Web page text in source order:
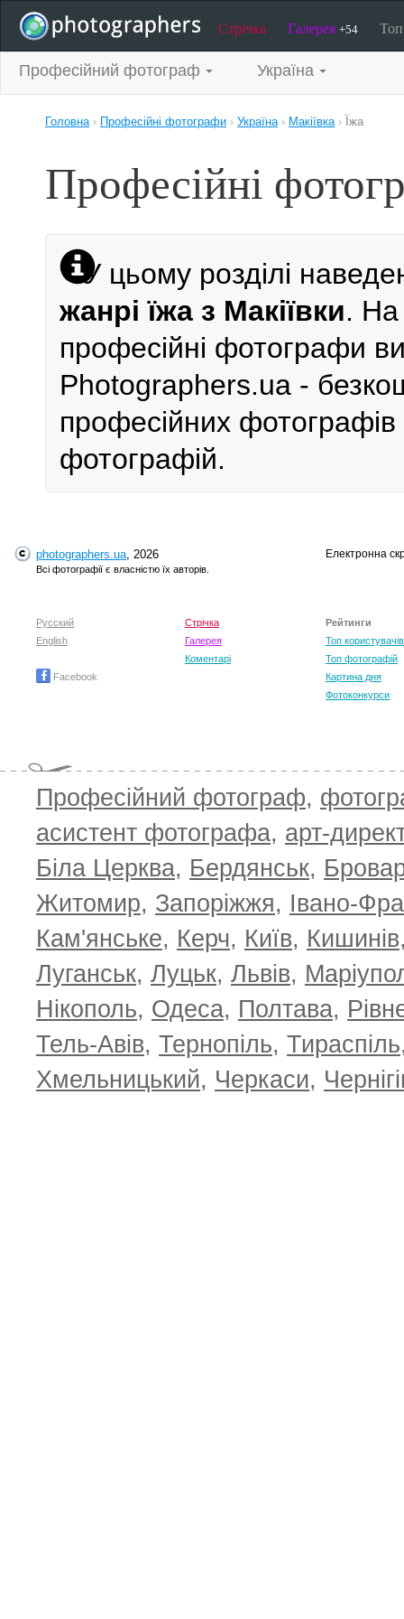
Стрічка Галерея +54
Професійний фотограф Україна
Головна› Професійні фотографи › Україна› Макіївка› Їжа
Професійні
У цьому розділі
жанрі їжа з Макіївки. На
професійні фотографи
Photographers.ua -
професійних фотографів
фотографій.
photographers.ua, 2026
Всі фотографії є власністю їх авторів.
Електронна
Русский
English
Facebook
Стрічка
Галерея
Коментарі
Рейтинги
Топ користувачів
Топ фотографій
Картина дня
Фотоконкурси
Професійний фотограф,
асистент фотографа, арт-
Біла Церква, Бердянськ,
Житомир, Запоріжжя, Івано-
Кам'янське, Керч, Київ, Кишинів
Луганськ, Луцьк, Львів,
Нікополь, Одеса, Полтава,
Тель-Авів, Тернопіль, Тираспіль
Хмельницький, Черкаси,